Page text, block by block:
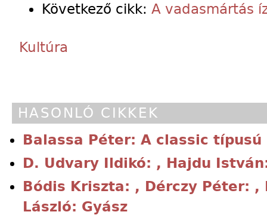
Következő cikk: A vadasmártás
Kultúra
HASONLÓ CIKKEK
Balassa Péter: A classic
D. Udvary Ildikó: , Hajdu
Bódis Kriszta: , Dérczy Péter:
László: Gyász